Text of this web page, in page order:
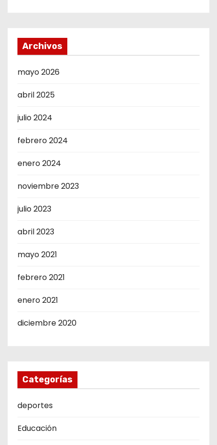
Archivos
mayo 2026
abril 2025
julio 2024
febrero 2024
enero 2024
noviembre 2023
julio 2023
abril 2023
mayo 2021
febrero 2021
enero 2021
diciembre 2020
Categorías
deportes
Educación